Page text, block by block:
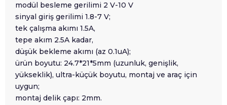
modül besleme gerilimi 2 V-10 V
sinyal giriş gerilimi 1.8-7 V;
tek çalışma akımı 1.5A,
tepe akım 2.5A kadar,
düşük bekleme akımı (az 0.1uA);
ürün boyutu: 24.7*21*5mm (uzunluk, genişlik,
yükseklik), ultra-küçük boyutu, montaj ve araç için
uygun;
montaj delik çapı: 2mm.